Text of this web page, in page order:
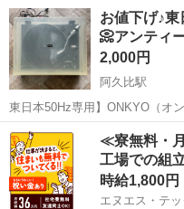
愛知 名古屋市 八事日赤
お値下げ♪
📀アンティ
2,000円
阿久比駅
東日本50Hz専用】ONKYO（オ
です♪(๑ᴖ◡ᴖ๑)♪ 🌟1970年代のヴィンテージモデルです！ 【仕様・注意
点】電源：100V 50Hz（東日
愛知 知多郡 阿久比駅
≪寮無料・
工場での組
時給1,800円
エヌエス・テ